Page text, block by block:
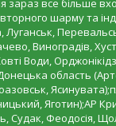
все більше
шарму та
Виноградів,
Води,
область
Яготин);АР
Судак, Феодосія,